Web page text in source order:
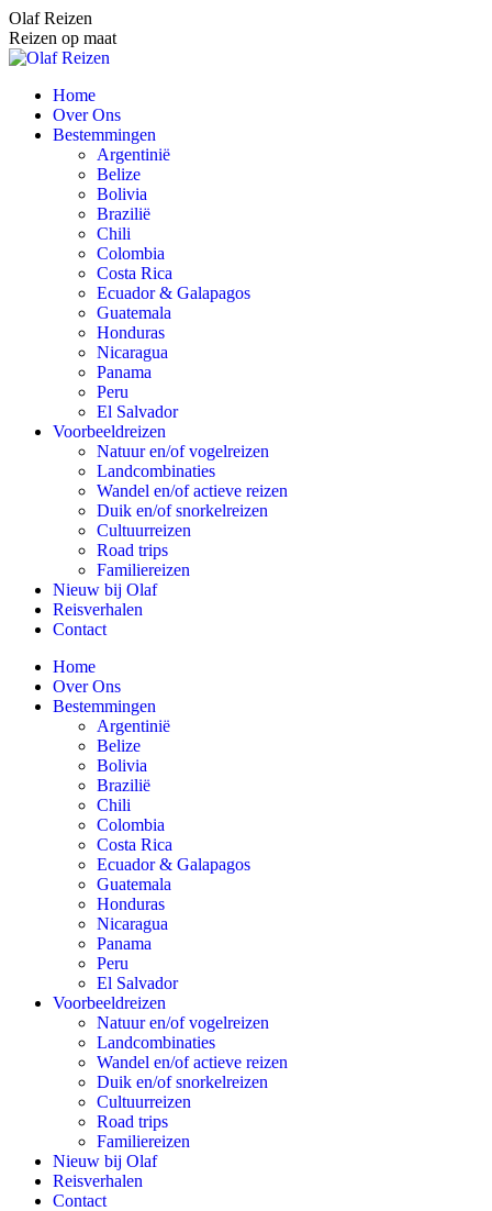
Spring
naar
content
Olaf Reizen
Reizen op maat
Home
Over Ons
Bestemmingen
Argentinië
Belize
Bolivia
Brazilië
Chili
Colombia
Costa Rica
Ecuador & Galapagos
Guatemala
Honduras
Nicaragua
Panama
Peru
El Salvador
Voorbeeldreizen
Natuur en/of vogelreizen
Landcombinaties
Wandel en/of actieve reizen
Duik en/of snorkelreizen
Cultuurreizen
Road trips
Familiereizen
Nieuw bij Olaf
Reisverhalen
Contact
Home
Over Ons
Bestemmingen
Argentinië
Belize
Bolivia
Brazilië
Chili
Colombia
Costa Rica
Ecuador & Galapagos
Guatemala
Honduras
Nicaragua
Panama
Peru
El Salvador
Voorbeeldreizen
Natuur en/of vogelreizen
Landcombinaties
Wandel en/of actieve reizen
Duik en/of snorkelreizen
Cultuurreizen
Road trips
Familiereizen
Nieuw bij Olaf
Reisverhalen
Contact